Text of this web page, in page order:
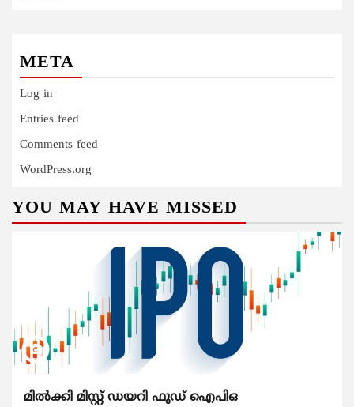
META
Log in
Entries feed
Comments feed
WordPress.org
YOU MAY HAVE MISSED
മിൽക്കി മിസ്റ്റ് ഡയറി ഫുഡ് ഐപിഒ